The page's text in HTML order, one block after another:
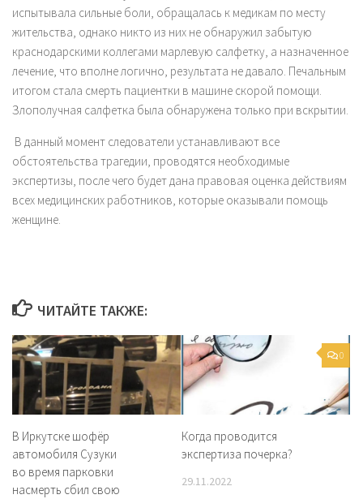
испытывала сильные боли, обращалась к медикам по месту
жительства, однако никто из них не обнаружил забытую
краснодарскими коллегами марлевую салфетку, а назначенное
лечение, что вполне логично, результата не давало. Печальным
итогом стала смерть пациентки в машине скорой помощи.
Злополучная салфетка была обнаружена только при вскрытии.
В данный момент следователи устанавливают все
обстоятельства трагедии, проводятся необходимые
экспертизы, после чего будет дана правовая оценка действиям
всех медицинских работников, которые оказывали помощь
женщине.
ЧИТАЙТЕ ТАКЖЕ:
В Иркутске шофёр
автомобиля Сузуки
во время парковки
насмерть сбил свою
0
Когда проводится
экспертиза почерка?
29.11.2022